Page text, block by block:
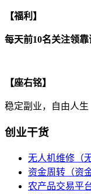
【福利】
每天前10名关注领靠
【座右铭】
稳定副业，自由人生
创业干货
无人机维修（
资金周转（资
农产品交易平